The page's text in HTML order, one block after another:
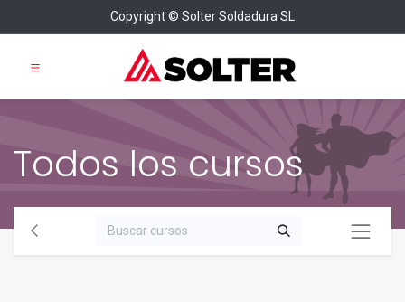
Copyright © Solter Soldadura SL
Todos los cursos